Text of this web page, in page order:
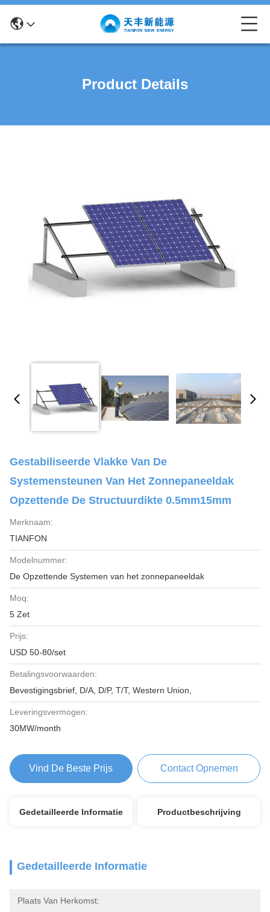
Product Details
Gestabiliseerde Vlakke Van De
Systemensteunen Van Het Zonnepaneeldak
Opzettende De Structuurdikte 0.5mm15mm
Merknaam:
TIANFON
Modelnummer:
De Opzettende Systemen van het zonnepaneeldak
Moq:
5 Zet
Prijs:
USD 50-80/set
Betalingsvoorwaarden:
Bevestigingsbrief, D/A, D/P, T/T, Western Union,
Leveringsvermogen:
30MW/month
Vind De Beste Prijs Contact Opnemen
Gedetailleerde Informatie Productbeschrijving
Gedetailleerde Informatie
Plaats Van Herkomst: